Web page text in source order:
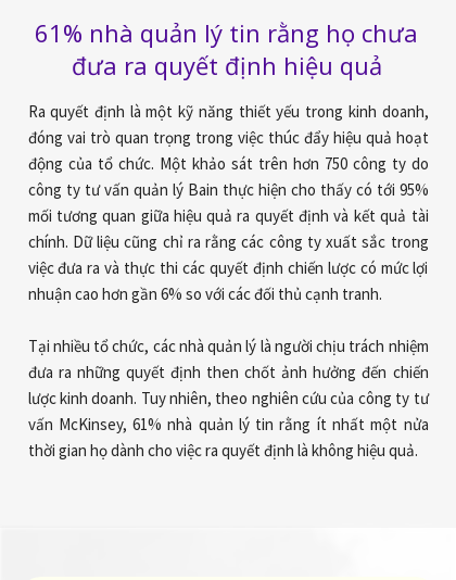
Ra quyết định là một kỹ năng thiết yếu trong kinh doanh,
đóng vai trò quan trọng trong việc thúc đẩy hiệu quả hoạt
động của tổ chức. Một khảo sát trên hơn 750 công ty do
công ty tư vấn quản lý Bain thực hiện cho thấy có tới 95%
mối tương quan giữa hiệu quả ra quyết định và kết quả tài
chính. Dữ liệu cũng chỉ ra rằng các công ty xuất sắc trong
việc đưa ra và thực thi các quyết định chiến lược có mức lợi
nhuận cao hơn gần 6% so với các đối thủ cạnh tranh.
Tại nhiều tổ chức, các nhà quản lý là người chịu trách nhiệm
đưa ra những quyết định then chốt ảnh hưởng đến chiến
lược kinh doanh. Tuy nhiên, theo nghiên cứu của công ty tư
vấn McKinsey, 61% nhà quản lý tin rằng ít nhất một nửa
thời gian họ dành cho việc ra quyết định là không hiệu quả.
61% nhà quản lý tin rằng họ chưa
đưa ra quyết định hiệu quả